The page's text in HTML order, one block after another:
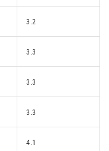
3.2
3.3
3.3
3.3
4.1